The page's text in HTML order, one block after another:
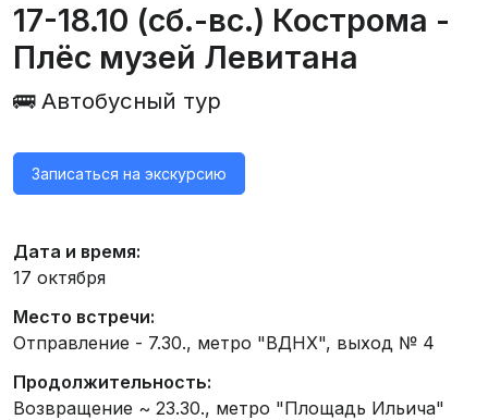
17-18.10 (сб.-вс.) Кострома -
Плёс музей Левитана
🚌 Автобусный тур
Записаться на экскурсию
Дата и время:
17 октября
Место встречи:
Отправление - 7.30., метро "ВДНХ", выход № 4
Продолжительность:
Возвращение ~ 23.30., метро "Площадь Ильича"